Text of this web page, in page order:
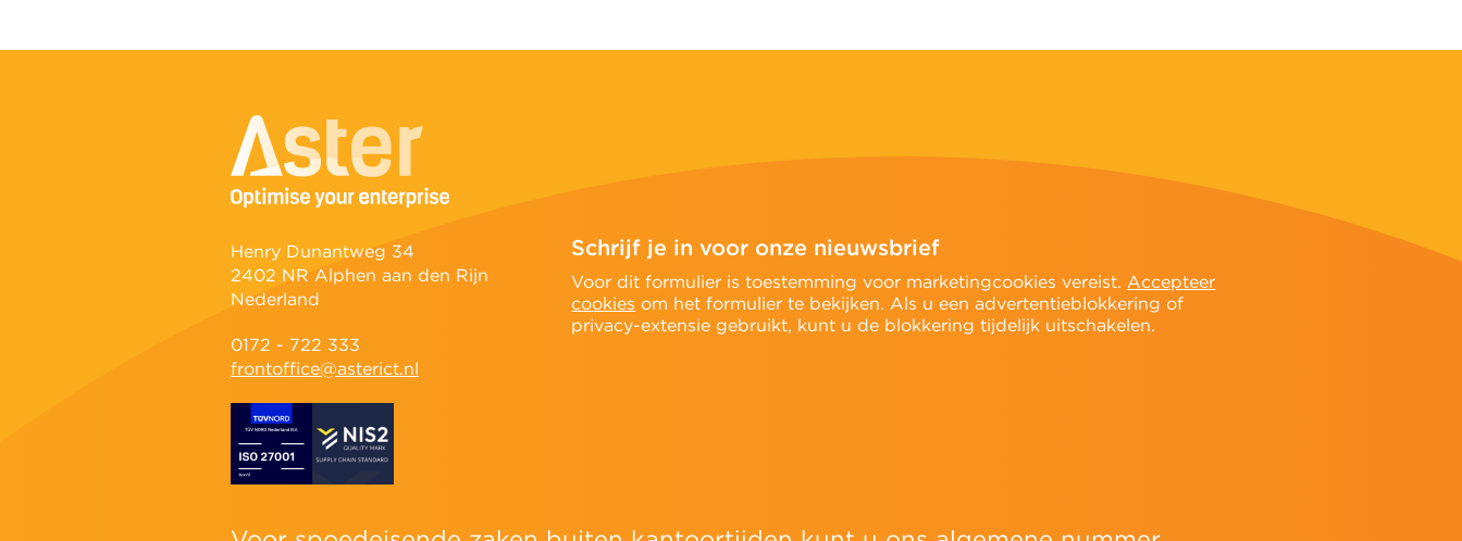
Henry Dunantweg 34
2402 NR Alphen aan den Rijn
Nederland
0172 - 722 333
frontoffice@asterict.nl
Schrijf je in voor onze nieuwsbrief
Voor dit formulier is toestemming voor marketingcookies vereist.Accepteer
cookies om het formulier te bekijken. Als u een advertentieblokkering of
privacy-extensie gebruikt, kunt u de blokkering tijdelijk uitschakelen.